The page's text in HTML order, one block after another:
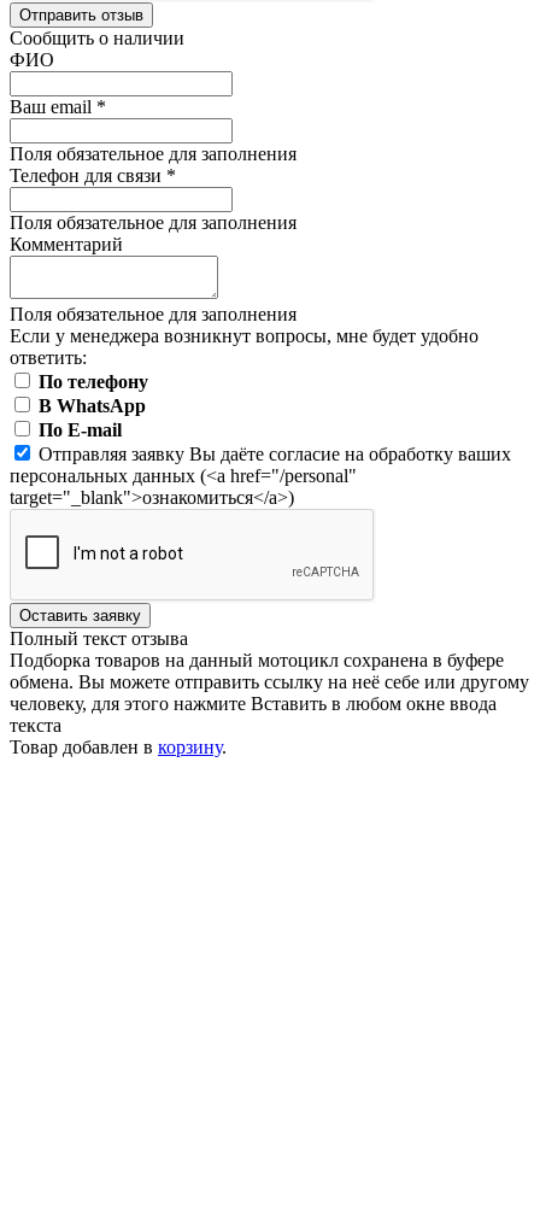
Отправить отзыв
Сообщить о наличии
ФИО
Ваш email *
Поля обязательное для заполнения
Телефон для связи *
Поля обязательное для заполнения
Комментарий
Поля обязательное для заполнения
Если у менеджера возникнут вопросы, мне будет удобно
ответить:
По телефону
В WhatsApp
По E-mail
Отправляя заявку Вы даёте согласие на обработку ваших
персональных данных (<a href="/personal"
target="_blank">ознакомиться</a>)
Оставить заявку
Полный текст отзыва
Подборка товаров на данный мотоцикл сохранена в буфере
обмена. Вы можете отправить ссылку на неё себе или другому
человеку, для этого нажмите Вставить в любом окне ввода
текста
Товар добавлен в корзину.